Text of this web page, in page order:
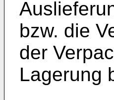
bzw. die
der
Lagerung